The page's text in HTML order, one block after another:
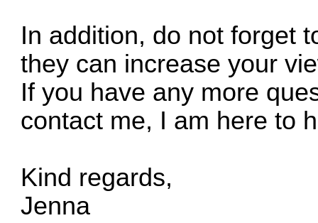
In addition, do not forget
they can increase your
If you have any more
contact me, I am here to
Kind regards,
Jenna